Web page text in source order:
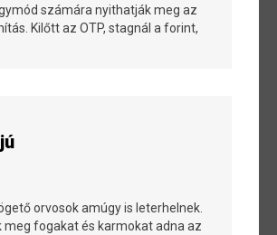
számára nyithatják meg az
Kilőtt az OTP, stagnál a forint,
orvosok amúgy is leterhelnek.
meg fogakat és karmokat adna az